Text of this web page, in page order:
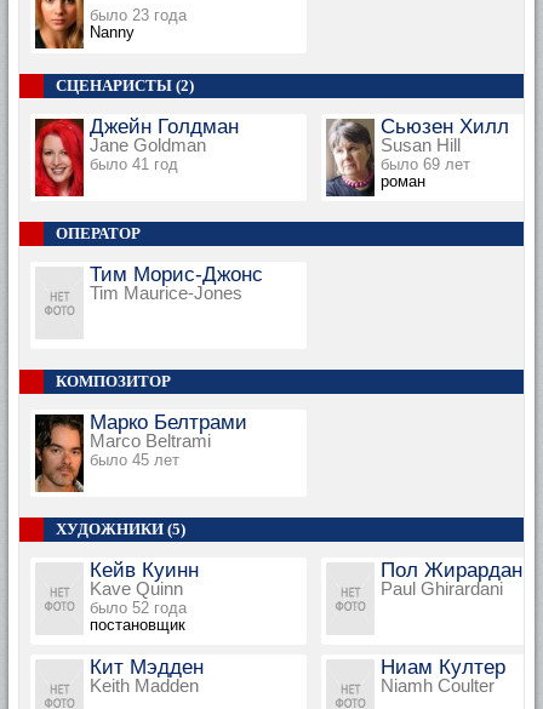
было 23 года
Nanny
СЦЕНАРИСТЫ (2)
Джейн Голдман
Jane Goldman
было 41 год
Сьюзен Хилл
Susan Hill
было 69 лет
роман
ОПЕРАТОР
Тим Морис-Джонс
Tim Maurice-Jones
КОМПОЗИТОР
Марко Белтрами
Marco Beltrami
было 45 лет
ХУДОЖНИКИ (5)
Кейв Куинн
Kave Quinn
было 52 года
постановщик
Пол Жирардани
Paul Ghirardani
Кит Мэдден
Keith Madden
Ниам Култер
Niamh Coulter